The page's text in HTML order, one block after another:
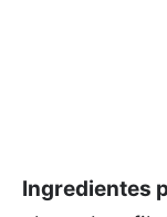
Ingredientes